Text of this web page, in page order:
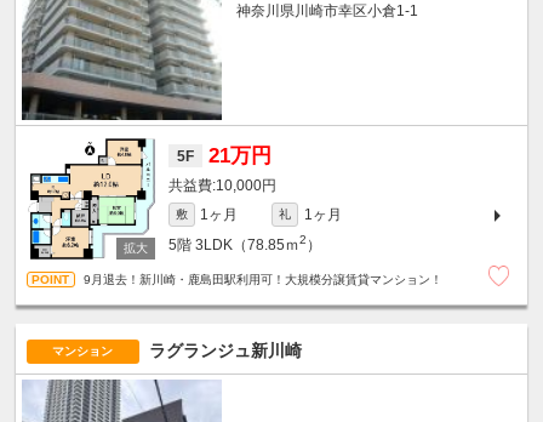
神奈川県川崎市幸区小倉1-1
5F 21万円
10,000円
敷 1ヶ月 礼
1ヶ月
5階 3LDK（78.85ｍ2 ）
9月退去！新川崎・鹿島田駅利用可！大規模分譲賃貸マンション！
マンション ラグランジュ新川崎